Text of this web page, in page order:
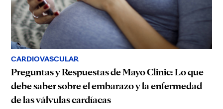
CARDIOVASCULAR
Preguntas y Respuestas de Mayo Clinic: Lo que
debe saber sobre el embarazo y la enfermedad
de las válvulas cardíacas